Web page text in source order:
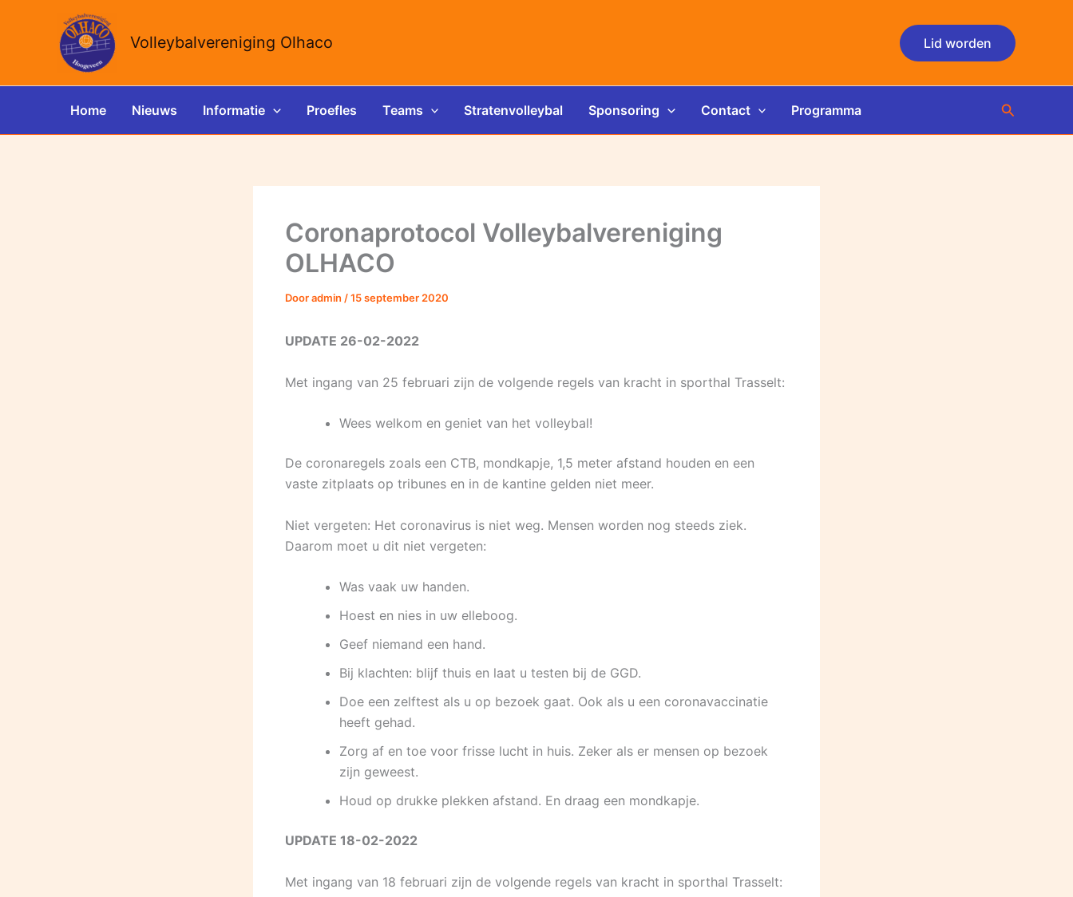
Volleybalvereniging Olhaco Lid worden
Home Nieuws Informatie Proefles Teams Stratenvolleybal Sponsoring Contact Programma Zoeken
Coronaprotocol Volleybalvereniging
OLHACO
Dooradmin /15 september 2020
UPDATE 26-02-2022
Met ingang van 25 februari zijn de volgende regels van kracht in sporthal Trasselt:
Wees welkom en geniet van het volleybal!
De coronaregels zoals een CTB, mondkapje, 1,5 meter afstand houden en een
vaste zitplaats op tribunes en in de kantine gelden niet meer.
Niet vergeten: Het coronavirus is niet weg. Mensen worden nog steeds ziek.
Daarom moet u dit niet vergeten:
Was vaak uw handen.
Hoest en nies in uw elleboog.
Geef niemand een hand.
Bij klachten: blijf thuis en laat u testen bij de GGD.
Doe een zelftest als u op bezoek gaat. Ook als u een coronavaccinatie
heeft gehad.
Zorg af en toe voor frisse lucht in huis. Zeker als er mensen op bezoek
zijn geweest.
Houd op drukke plekken afstand. En draag een mondkapje.
UPDATE 18-02-2022
Met ingang van 18 februari zijn de volgende regels van kracht in sporthal Trasselt: